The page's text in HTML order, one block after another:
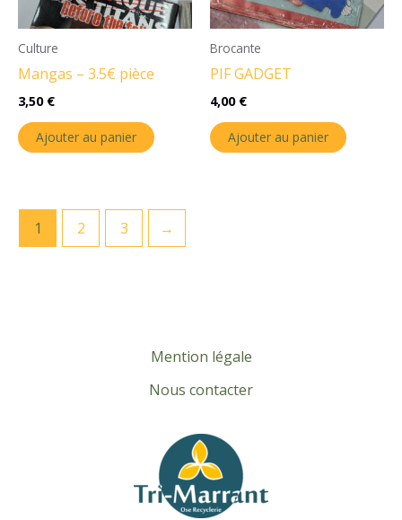
Culture
Mangas – 3.5€ pièce
3,50 €
Ajouter au panier
Brocante
PIF GADGET
4,00 €
Ajouter au panier
1 2 3 →
Mention légale
Nous contacter